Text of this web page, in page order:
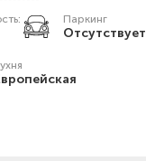
Паркинг
Отсутствует